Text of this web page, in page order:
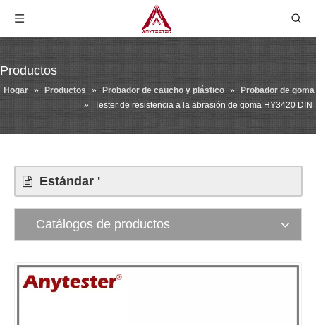
Productos
Hogar » Productos » Probador de caucho y plástico »
Probador de goma
» Tester de resistencia a la abrasión de goma HY3420 DIN
Estándar '
Catálogos de productos